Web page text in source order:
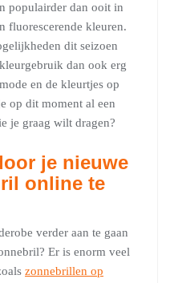
populairder dan ooit in
fluorescerende kleuren.
dit seizoen
dan ook erg
en de kleurtjes op
op dit moment al een
je graag wilt dragen?
je nieuwe
online te
verder aan te gaan
Er is enorm veel
zonnebrillen op